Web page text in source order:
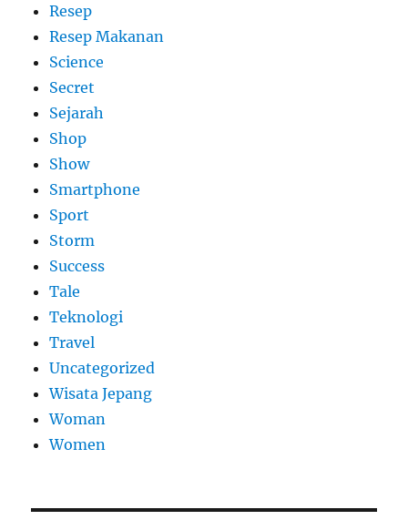
Resep
Resep Makanan
Science
Secret
Sejarah
Shop
Show
Smartphone
Sport
Storm
Success
Tale
Teknologi
Travel
Uncategorized
Wisata Jepang
Woman
Women